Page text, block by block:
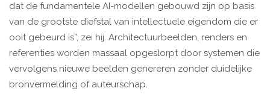
dat de fundamentele AI-modellen gebouwd zijn op basis
van de grootste diefstal van intellectuele eigendom die er
ooit gebeurd is”, zei hij. Architectuurbeelden, renders en
referenties worden massaal opgeslorpt door systemen die
vervolgens nieuwe beelden genereren zonder duidelijke
bronvermelding of auteurschap.